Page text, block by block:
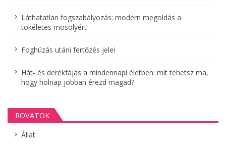
i Láthatatlan fogszabályozás: modern megoldás a
tökéletes mosolyért
Foghúzás utáni fertőzés jelei
Hát- és derékfájás a mindennapi életben: mit tehetsz ma,
hogy holnap jobban érezd magad?
ROVATOK
Állat